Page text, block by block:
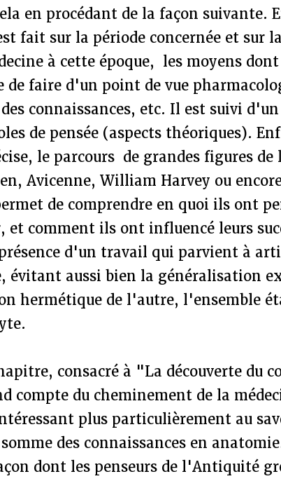
en procédant de la façon suivante.
fait sur la période concernée et sur
à cette époque, les moyens
faire d'un point de vue
connaissances, etc. Il est suivi
de pensée (aspects théoriques).
le parcours de grandes figures de
Avicenne, William Harvey ou
de comprendre en quoi ils ont
et comment ils ont influencé leurs
d'un travail qui parvient à
évitant aussi bien la généralisation
hermétique de l'autre, l'ensemble
consacré à "La découverte du
compte du cheminement de la
plus particulièrement au
des connaissances en
dont les penseurs de l'Antiquité